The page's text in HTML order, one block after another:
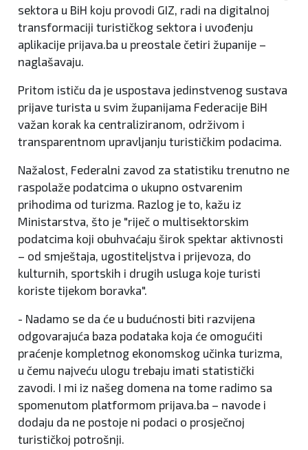
sektora u BiH koju provodi GIZ, radi na digitalnoj
transformaciji turističkog sektora i uvođenju
aplikacije prijava.ba u preostale četiri županije –
naglašavaju.
Pritom ističu da je uspostava jedinstvenog sustava
prijave turista u svim županijama Federacije BiH
važan korak ka centraliziranom, održivom i
transparentnom upravljanju turističkim podacima.
Nažalost, Federalni zavod za statistiku trenutno ne
raspolaže podatcima o ukupno ostvarenim
prihodima od turizma. Razlog je to, kažu iz
Ministarstva, što je "riječ o multisektorskim
podatcima koji obuhvaćaju širok spektar aktivnosti
– od smještaja, ugostiteljstva i prijevoza, do
kulturnih, sportskih i drugih usluga koje turisti
koriste tijekom boravka".
- Nadamo se da će u budućnosti biti razvijena
odgovarajuća baza podataka koja će omogućiti
praćenje kompletnog ekonomskog učinka turizma,
u čemu najveću ulogu trebaju imati statistički
zavodi. I mi iz našeg domena na tome radimo sa
spomenutom platformom prijava.ba – navode i
dodaju da ne postoje ni podaci o prosječnoj
turističkoj potrošnji.